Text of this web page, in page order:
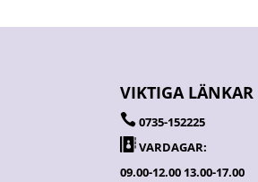
VIKTIGA LÄNKAR
0735-152225
VARDAGAR:
09.00-12.00 13.00-17.00